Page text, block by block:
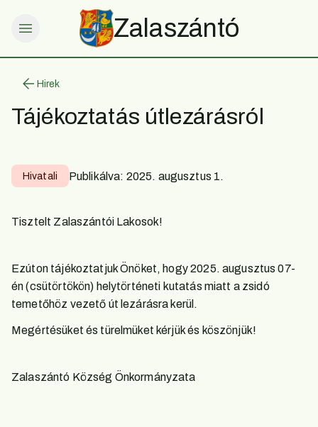
Zalaszántó
Hirek
Tájékoztatás útlezárásról
Hivatali Publikálva: 2025. augusztus 1.
Tisztelt Zalaszántói Lakosok!
Ezúton tájékoztatjuk Önöket, hogy 2025. augusztus 07-
én (csütörtökön) helytörténeti kutatás miatt a zsidó
temetőhöz vezető út lezárásra kerül.
Megértésüket és türelmüket kérjük és köszönjük!
Zalaszántó Község Önkormányzata